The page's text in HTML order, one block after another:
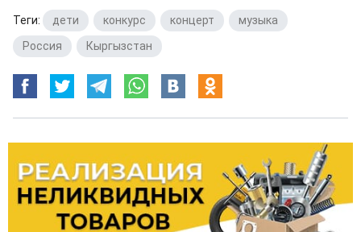
Теги: дети конкурс концерт музыка
Россия
Кыргызстан